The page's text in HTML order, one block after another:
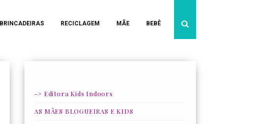
BRINCADEIRAS RECICLAGEM MÃE BEBÊ
-> Editora Kids Indoors
AS MÃES BLOGUEIRAS E KIDS